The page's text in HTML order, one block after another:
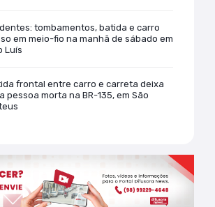
tombamentos, batida e carro
em meio-fio na manhã de sábado em
Luís
frontal entre carro e carreta deixa
pessoa morta na BR-135, em São